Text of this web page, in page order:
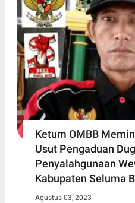
Ketum OMBB
Usut Pengaduan
Penyalahgunaan
Kabupaten Seluma
Agustus 03, 2023